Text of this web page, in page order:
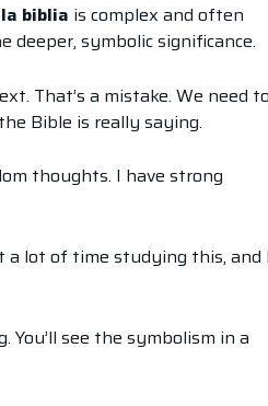
biblia is complex and often
deeper, symbolic significance.
That’s a mistake. We need to
Bible is really saying.
thoughts. I have strong
a lot of time studying this, and I
see the symbolism in a